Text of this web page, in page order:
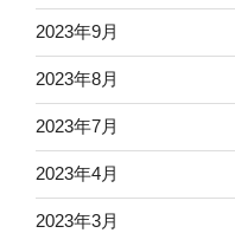
2023年9月
2023年8月
2023年7月
2023年4月
2023年3月